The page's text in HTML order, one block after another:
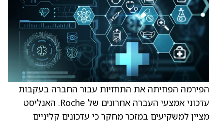
הפירמה הפחיתה את התחזיות עבור החברה בעקבות
עדכוני אמצעי העברה אחרונים של Roche. האנליסט
מציין למשקיעים במזכר מחקר כי עדכונים קליניים